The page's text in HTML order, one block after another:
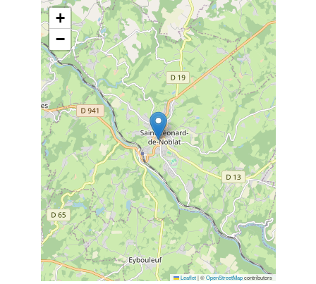
+
−
Leaflet |©OpenStreetMapcontributors